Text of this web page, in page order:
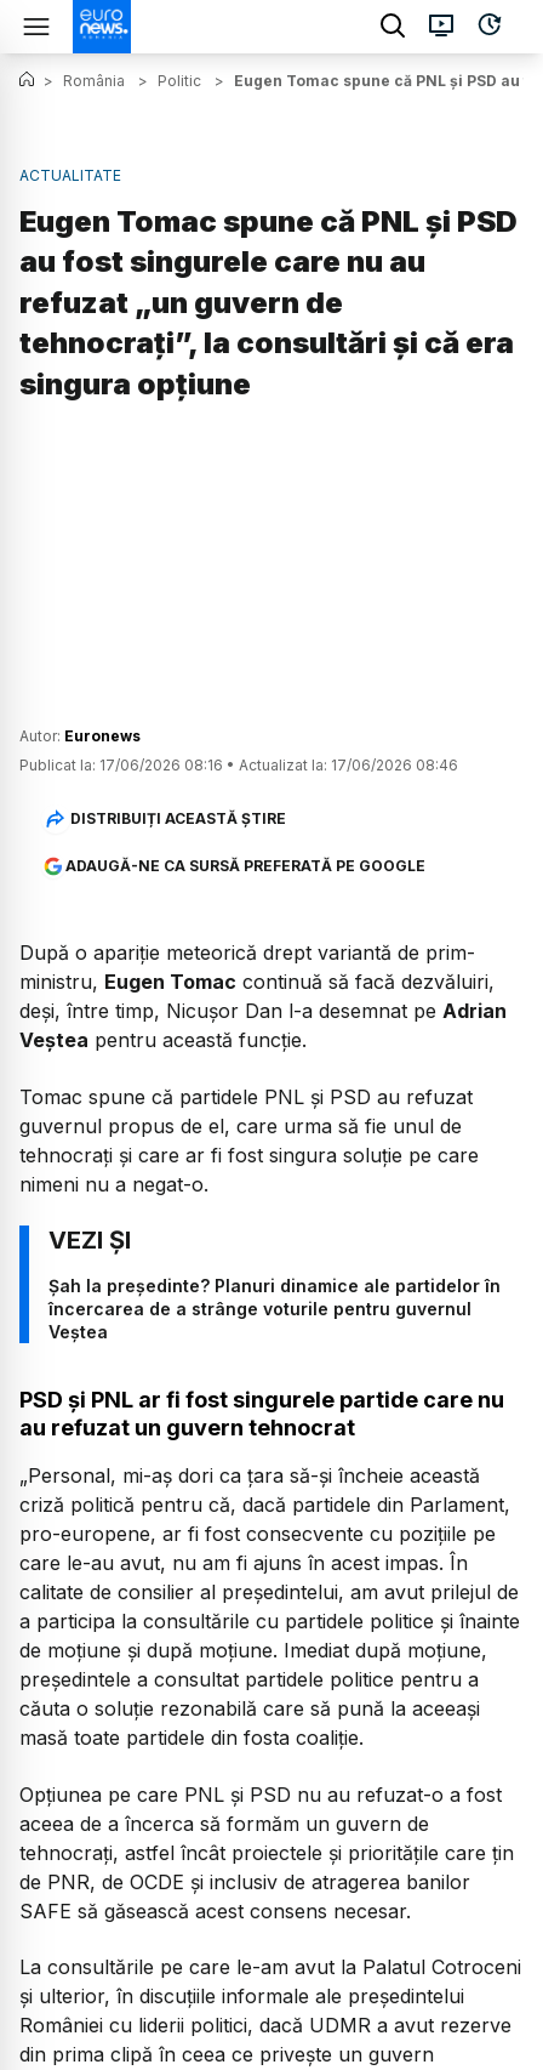
> România > Politic > Eugen Tomac spune că PNL și PSD au
ACTUALITATE
Eugen Tomac spune că PNL și PSD
au fost singurele care nu au
refuzat „un guvern de
tehnocrați”, la consultări și că era
singura opțiune
Autor: Euronews
Publicat la: 17/06/2026 08:16 • Actualizat la: 17/06/2026 08:46
DISTRIBUIȚI ACEASTĂ ȘTIRE
ADAUGĂ-NE CA SURSĂ PREFERATĂ PE GOOGLE
După o apariție meteorică drept variantă de prim-
ministru, Eugen Tomac continuă să facă dezvăluiri,
deși, între timp, Nicușor Dan l-a desemnat pe Adrian
Veștea pentru această funcție.
Tomac spune că partidele PNL și PSD au refuzat
guvernul propus de el, care urma să fie unul de
tehnocrați și care ar fi fost singura soluție pe care
nimeni nu a negat-o.
Șah la președinte? Planuri dinamice ale partidelor în
încercarea de a strânge voturile pentru guvernul
Veștea
PSD și PNL ar fi fost singurele partide care nu
au refuzat un guvern tehnocrat
„Personal, mi-aș dori ca țara să-și încheie această
criză politică pentru că, dacă partidele din Parlament,
pro-europene, ar fi fost consecvente cu pozițiile pe
care le-au avut, nu am fi ajuns în acest impas. În
calitate de consilier al președintelui, am avut prilejul de
a participa la consultările cu partidele politice și înainte
de moțiune și după moțiune. Imediat după moțiune,
președintele a consultat partidele politice pentru a
căuta o soluție rezonabilă care să pună la aceeași
masă toate partidele din fosta coaliție.
Opțiunea pe care PNL și PSD nu au refuzat-o a fost
aceea de a încerca să formăm un guvern de
tehnocrați, astfel încât proiectele și prioritățile care țin
de PNR, de OCDE și inclusiv de atragerea banilor
SAFE să găsească acest consens necesar.
La consultările pe care le-am avut la Palatul Cotroceni
și ulterior, în discuțiile informale ale președintelui
României cu liderii politici, dacă UDMR a avut rezerve
din prima clipă în ceea ce privește un guvern